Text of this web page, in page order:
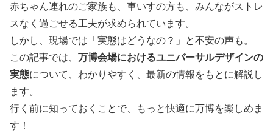
赤ちゃん連れのご家族も、車いすの方も、みんながストレ
スなく過ごせる工夫が求められています。
しかし、現場では「実態はどうなの？」と不安の声も。
この記事では、 万博会場におけるユニバーサルデザインの
実態について、わかりやすく、最新の情報をもとに解説し
ます。
行く前に知っておくことで、もっと快適に万博を楽しめま
す！